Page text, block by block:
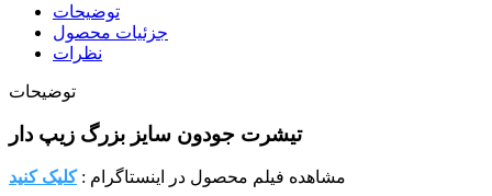
توضیحات
جزئیات محصول
نظرات
توضیحات
تیشرت جودون سایز بزرگ زیپ دار
مشاهده فیلم محصول در اینستاگرام :کلیک کنید